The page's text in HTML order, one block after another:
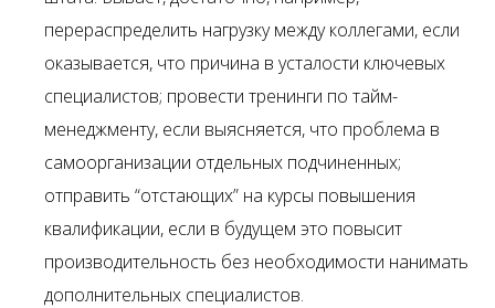
перераспределить нагрузку между коллегами, если
оказывается, что причина в усталости ключевых
специалистов; провести тренинги по тайм-
менеджменту, если выясняется, что проблема в
самоорганизации отдельных подчиненных;
отправить “отстающих” на курсы повышения
квалификации, если в будущем это повысит
производительность без необходимости нанимать
дополнительных специалистов.